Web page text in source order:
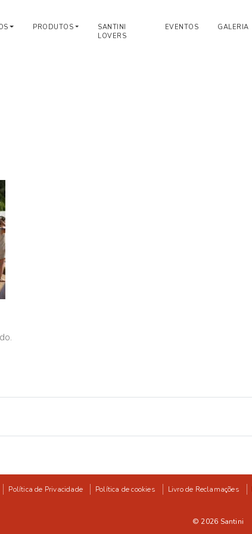
PRODUTOS
SANTINI
LOVERS
EVENTOS GALERIA
Política de Privacidade Política de cookies Livro de Reclamações
© 2026 Santini